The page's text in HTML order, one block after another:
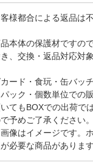
様都合による返品は
本体の保護材ですの
、交換・返品対応対
ード・食玩・缶バッ
ック・個数単位での
てもBOXでの出荷で
予めご了承ください。
像はイメージです。
必要な商品があります